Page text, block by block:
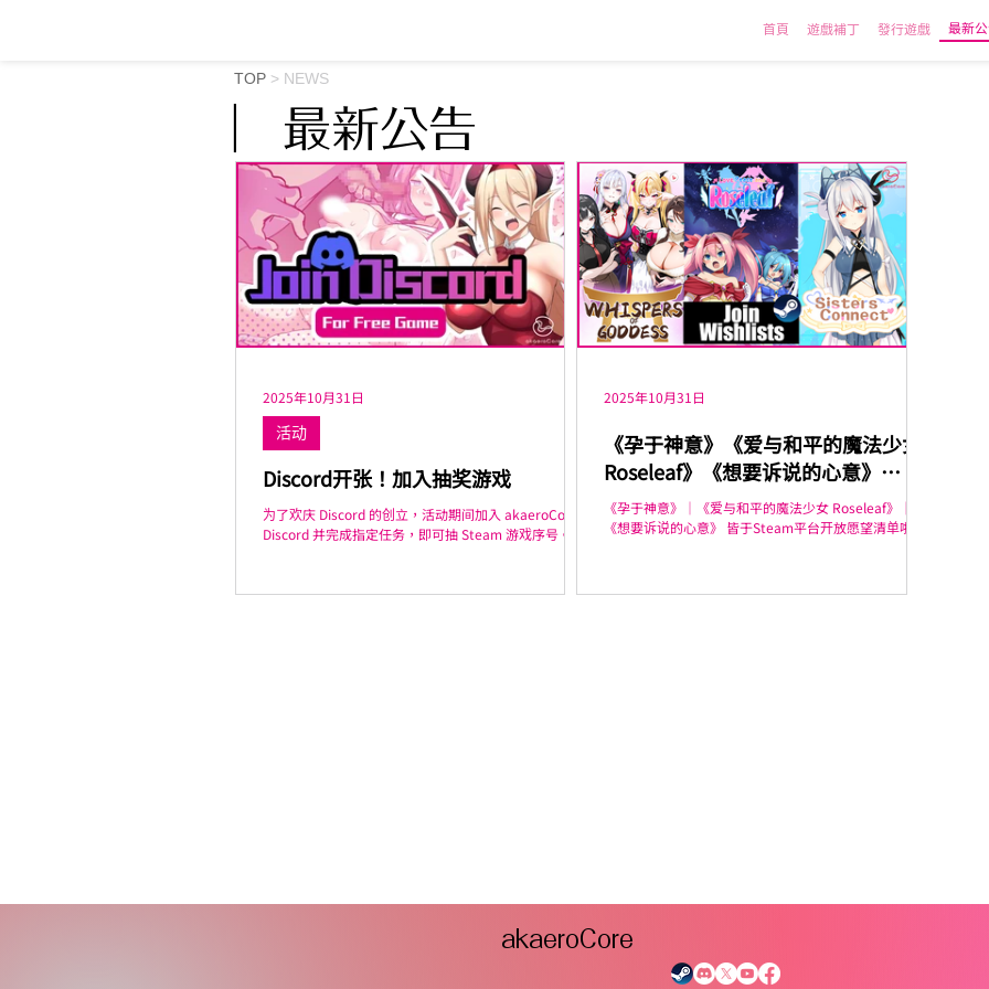
首頁 遊戲補丁 發行遊戲 最新
TOP > NEWS
︳最新公告
Discord开张！加入抽奖游戏
为了欢庆 Discord 的创立，活动期间加入 akaeroCore
Discord 并完成指定任务，即可抽 Steam 游戏序号。
活动
2025年10月31日
《孕于神意》《爱与和平的魔法少女
Roseleaf》《想要诉说的心意》
Steam 开放愿望清单！
《孕于神意》｜《爱与和平的魔法少女 Roseleaf》｜
《想要诉说的心意》 皆于Steam平台开放愿望清单啦～
2025年10月31日
akaeroCore